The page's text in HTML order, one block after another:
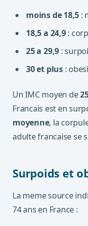
moins de 18,5 :
18,5 a 24,9:
25 a 29,9 :
30 et plus:
Un IMC moyen de
Francais est en
moyenne, la
adulte francaise se
Surpoids et
La meme source
74 ans en France :